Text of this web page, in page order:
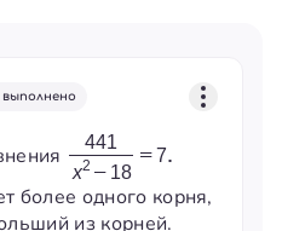
выполнено
более одного корня,
из корней.